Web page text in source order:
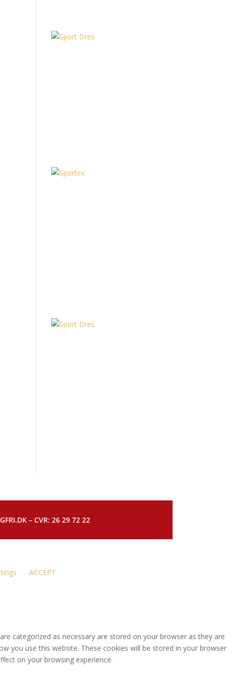
– CVR: 26 29 72 22
ACCEPT
categorized as necessary are stored on your browser as they are
you use this website. These cookies will be stored in your browser
on your browsing experience.